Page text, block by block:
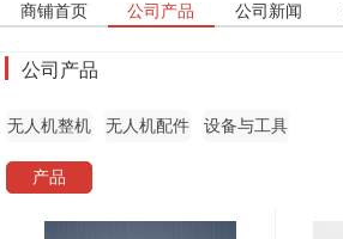
商铺首页 公司产品 公司新闻
公司产品
无人机整机 无人机配件 设备与工具
产品